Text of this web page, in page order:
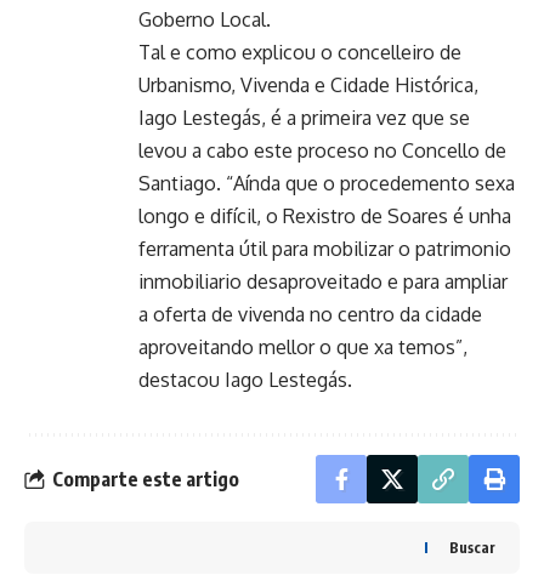
Goberno Local.
Tal e como explicou o concelleiro de
Urbanismo, Vivenda e Cidade Histórica,
Iago Lestegás, é a primeira vez que se
levou a cabo este proceso no Concello de
Santiago. “Aínda que o procedemento sexa
longo e difícil, o Rexistro de Soares é unha
ferramenta útil para mobilizar o patrimonio
inmobiliario desaproveitado e para ampliar
a oferta de vivenda no centro da cidade
aproveitando mellor o que xa temos”,
destacou Iago Lestegás.
Comparte este artigo
Buscar